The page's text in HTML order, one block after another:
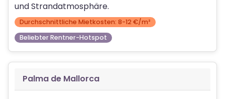
und Strandatmosphäre.
Durchschnittliche Mietkosten: 8-12 €/m²
Beliebter Rentner-Hotspot
Palma de Mallorca